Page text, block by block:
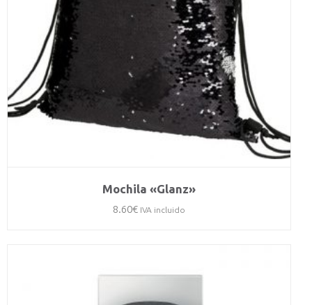
Mochila «Glanz»
8.60€ IVA incluido